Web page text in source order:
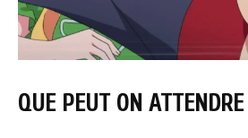
QUE PEUT ON